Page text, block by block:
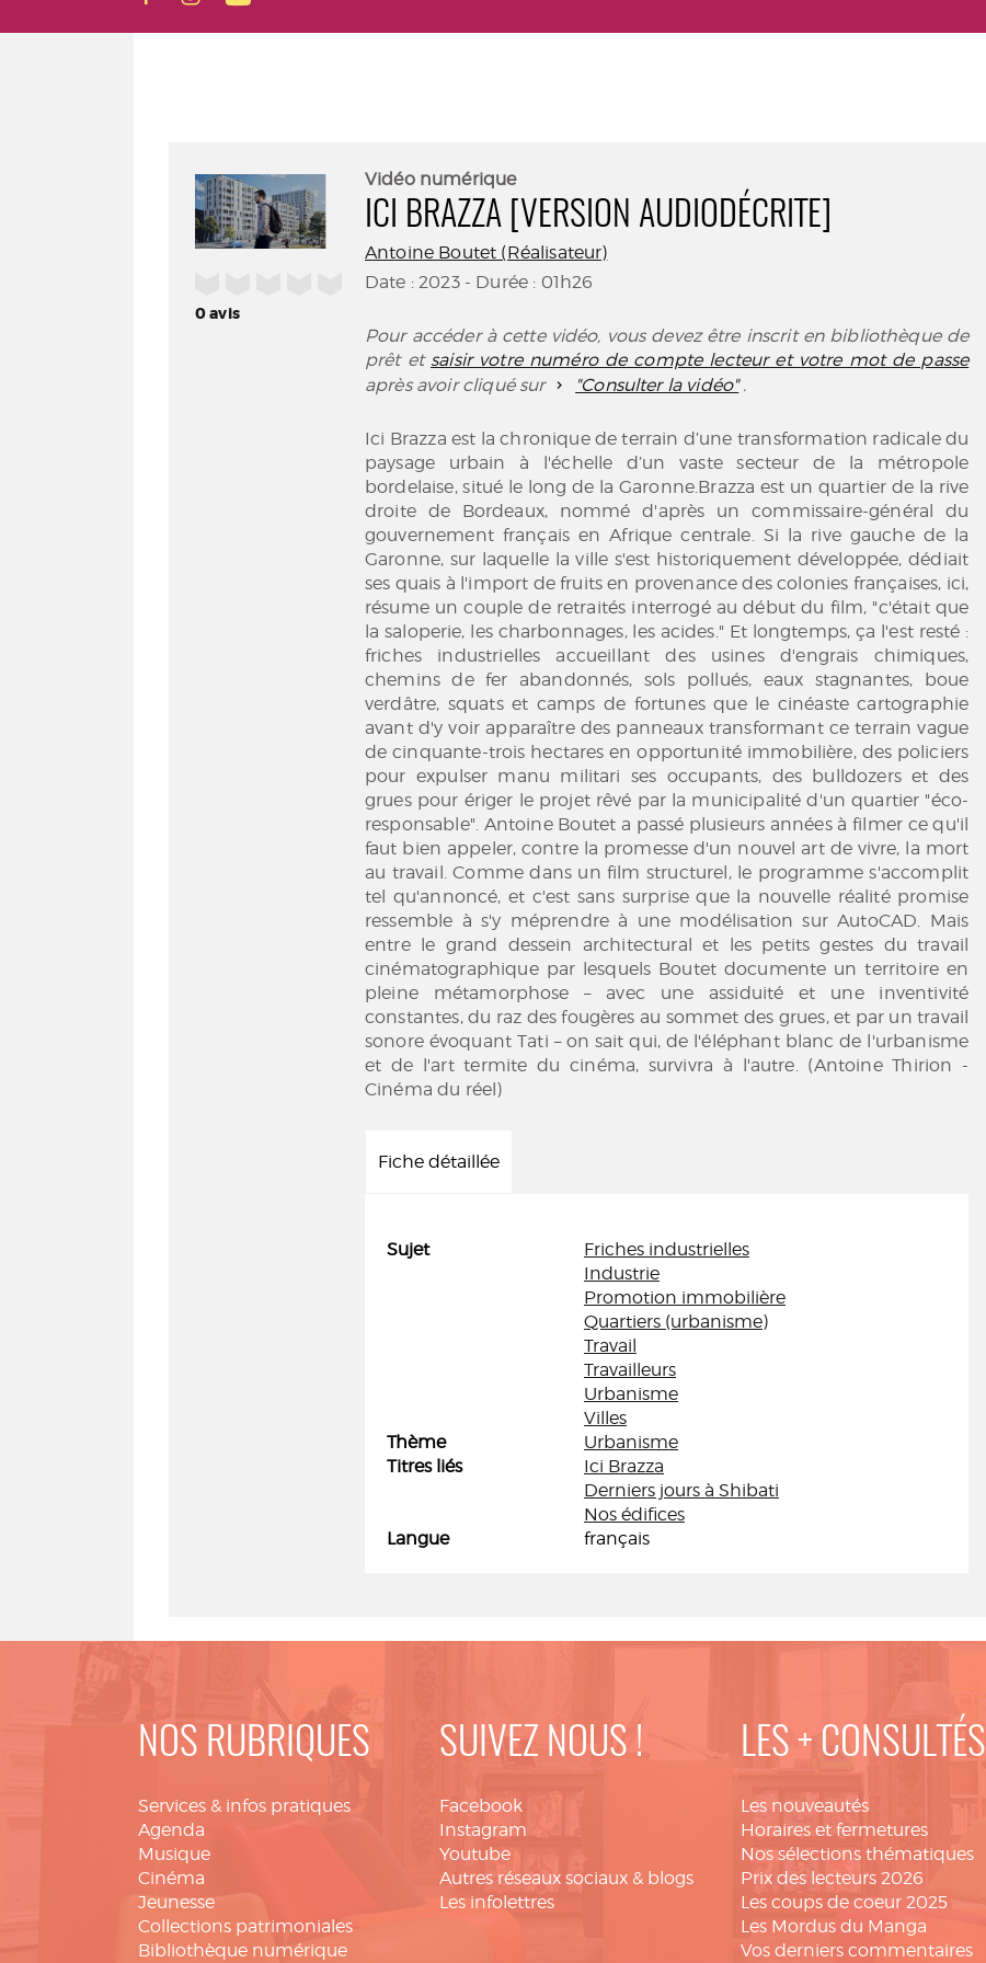
0avis
Vidéo numérique
ICI BRAZZA [VERSION AUDIODÉCRITE]
Antoine Boutet (Réalisateur)
Date : 2023 - Durée : 01h26
Pour accéder à cette vidéo, vous devez être inscrit en bibliothèque de
prêt et saisir votre numéro de compte lecteur et votre mot de passe
après avoir cliqué sur
"Consulter la vidéo" .
Ici Brazza est la chronique de terrain d’une transformation radicale du
paysage urbain à l'échelle d’un vaste secteur de la métropole
bordelaise, situé le long de la Garonne.Brazza est un quartier de la rive
droite de Bordeaux, nommé d'après un commissaire-général du
gouvernement français en Afrique centrale. Si la rive gauche de la
Garonne, sur laquelle la ville s'est historiquement développée, dédiait
ses quais à l'import de fruits en provenance des colonies françaises, ici,
résume un couple de retraités interrogé au début du film, "c'était que
la saloperie, les charbonnages, les acides." Et longtemps, ça l'est resté :
friches industrielles accueillant des usines d'engrais chimiques,
chemins de fer abandonnés, sols pollués, eaux stagnantes, boue
verdâtre, squats et camps de fortunes que le cinéaste cartographie
avant d'y voir apparaître des panneaux transformant ce terrain vague
de cinquante-trois hectares en opportunité immobilière, des policiers
pour expulser manu militari ses occupants, des bulldozers et des
grues pour ériger le projet rêvé par la municipalité d'un quartier "éco-
responsable". Antoine Boutet a passé plusieurs années à filmer ce qu'il
faut bien appeler, contre la promesse d'un nouvel art de vivre, la mort
au travail. Comme dans un film structurel, le programme s'accomplit
tel qu'annoncé, et c'est sans surprise que la nouvelle réalité promise
ressemble à s'y méprendre à une modélisation sur AutoCAD. Mais
entre le grand dessein architectural et les petits gestes du travail
cinématographique par lesquels Boutet documente un territoire en
pleine métamorphose – avec une assiduité et une inventivité
constantes, du raz des fougères au sommet des grues, et par un travail
sonore évoquant Tati – on sait qui, de l'éléphant blanc de l'urbanisme
et de l'art termite du cinéma, survivra à l'autre. (Antoine Thirion -
Cinéma du réel)
Fiche détaillée
Sujet
Friches industrielles
Industrie
Promotion immobilière
Quartiers (urbanisme)
Travail
Travailleurs
Urbanisme
Villes
Thème
Urbanisme
Titres liés
Ici Brazza
Derniers jours à Shibati
Nos édifices
Langue
français
NOS RUBRIQUES
Services & infos pratiques
Agenda
Musique
Cinéma
Jeunesse
Collections patrimoniales
Bibliothèque numérique
SUIVEZ NOUS !
Facebook
Instagram
Youtube
Autres réseaux sociaux & blogs
Les infolettres
LES + CONSULTÉS
Les nouveautés
Horaires et fermetures
Nos sélections thématiques
Prix des lecteurs 2026
Les coups de coeur 2025
Les Mordus du Manga
Vos derniers commentaires